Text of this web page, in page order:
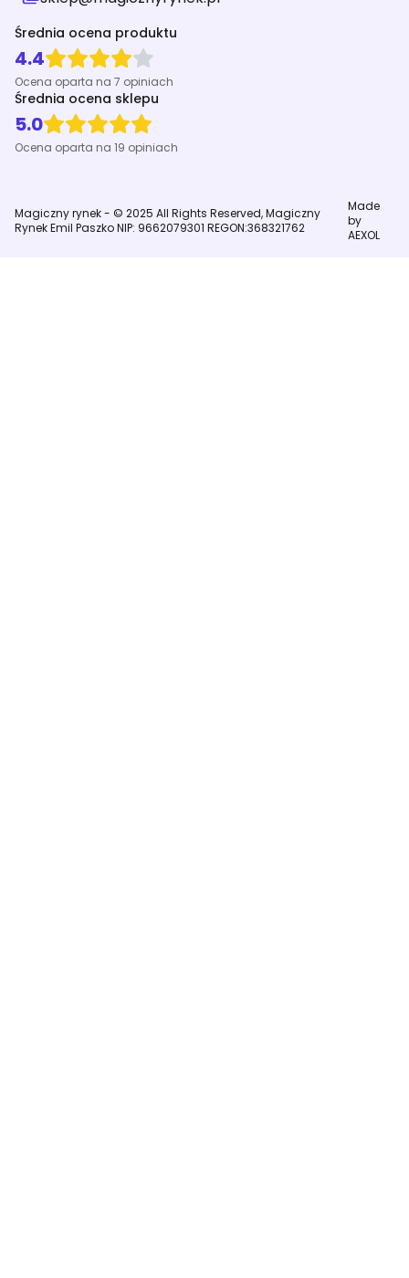
Średnia ocena produktu
4.4
Ocena oparta na 7 opiniach
Średnia ocena sklepu
5.0
Ocena oparta na 19 opiniach
Magiczny rynek - © 2025 All Rights Reserved, Magiczny
Rynek Emil Paszko NIP: 9662079301 REGON:368321762
Made
by
AEXOL